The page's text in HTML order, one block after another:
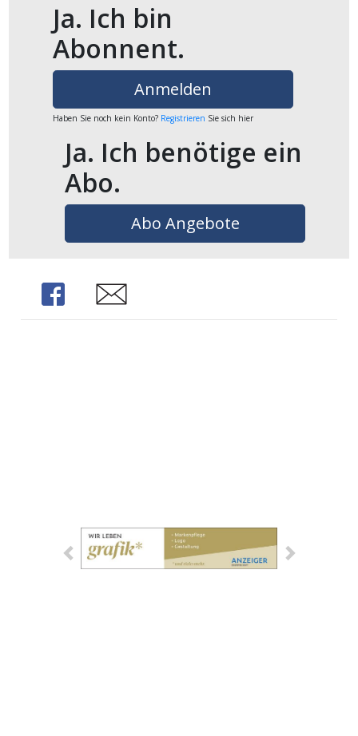
Ja. Ich bin
Abonnent.
Anmelden
Haben Sie noch kein Konto? Registrieren Sie sich hier
Ja. Ich benötige ein
Abo.
Abo Angebote
Share Share